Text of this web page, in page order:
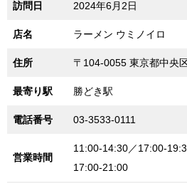
訪問日 2024年6月2日
店名 ラーメン ウミノイロ
住所 〒104-0055 東京都中央
最寄り駅 勝どき駅
電話番号 03-3533-0111
営業時間
11:00-14:30／17:00-
17:00-21:00